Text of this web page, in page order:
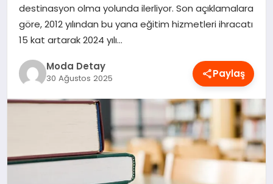
SAĞLIK
SPOR
YAŞAM
destinasyon olma yolunda ilerliyor. Son açıklamalara
göre, 2012 yılından bu yana eğitim hizmetleri ihracatı
15 kat artarak 2024 yılı…
Moda Detay
30 Ağustos 2025 Paylaş